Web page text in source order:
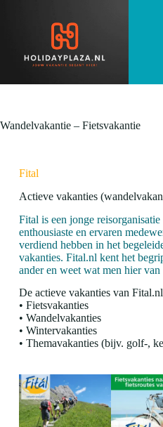
Wandelvakantie – Fietsvakantie
Fital
Actieve vakanties
Fital is een jonge reisorganisatie
enthousiaste en ervaren
verdiend hebben in het
vakanties. Fital.nl kent het
ander en weet wat men hier
De actieve vakanties van
• Fietsvakanties
• Wandelvakanties
• Wintervakanties
• Themavakanties (bijv. golf-,